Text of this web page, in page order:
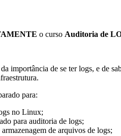
o curso Auditoria de
importância de se ter logs, e de
para:
no Linux;
para auditoria de logs;
de arquivos de logs;